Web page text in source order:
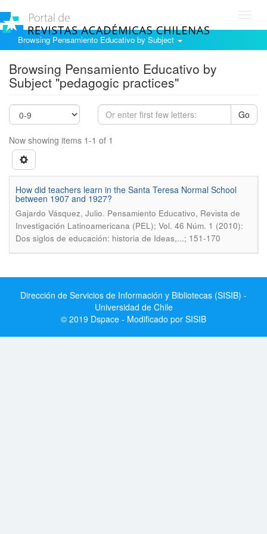
Browsing Pensamiento Educativo by Subject
Browsing Pensamiento Educativo by
Subject "pedagogic practices"
Go
Now showing items 1-1 of 1
How did teachers learn in the Santa Teresa Normal School
between 1907 and 1927?
Gajardo Vásquez, Julio. Pensamiento Educativo, Revista de
Investigación Latinoamericana (PEL); Vol. 46 Núm. 1 (2010):
Dos siglos de educación: historia de Ideas,...; 151-170
Dirección de Servicios de Información y Bibliotecas (SISIB) -
Universidad de Chile
© 2019 Dspace - Modificado por SISIB